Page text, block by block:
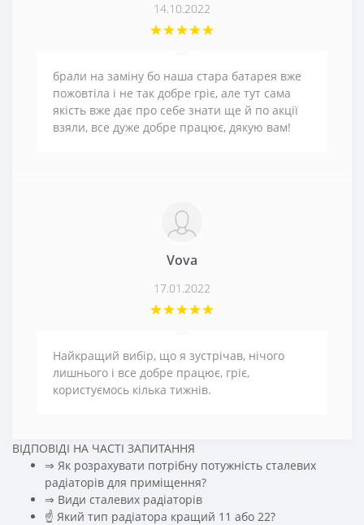
14.10.2022
брали на заміну бо наша стара батарея вже
пожовтіла і не так добре гріє, але тут сама
якість вже дає про себе знати ще й по акції
взяли, все дуже добре працює, дякую вам!
Vova
17.01.2022
Найкращий вибір, що я зустрічав, нічого
лишнього і все добре працює, гріє,
користуємось кілька тижнів.
ВІДПОВІДІ НА ЧАСТІ ЗАПИТАННЯ
⇒ Як розрахувати потрібну потужність сталевих
радіаторів для приміщення?
️⇒ Види сталевих радіаторів
☝ Який тип радіатора кращий 11 або 22?